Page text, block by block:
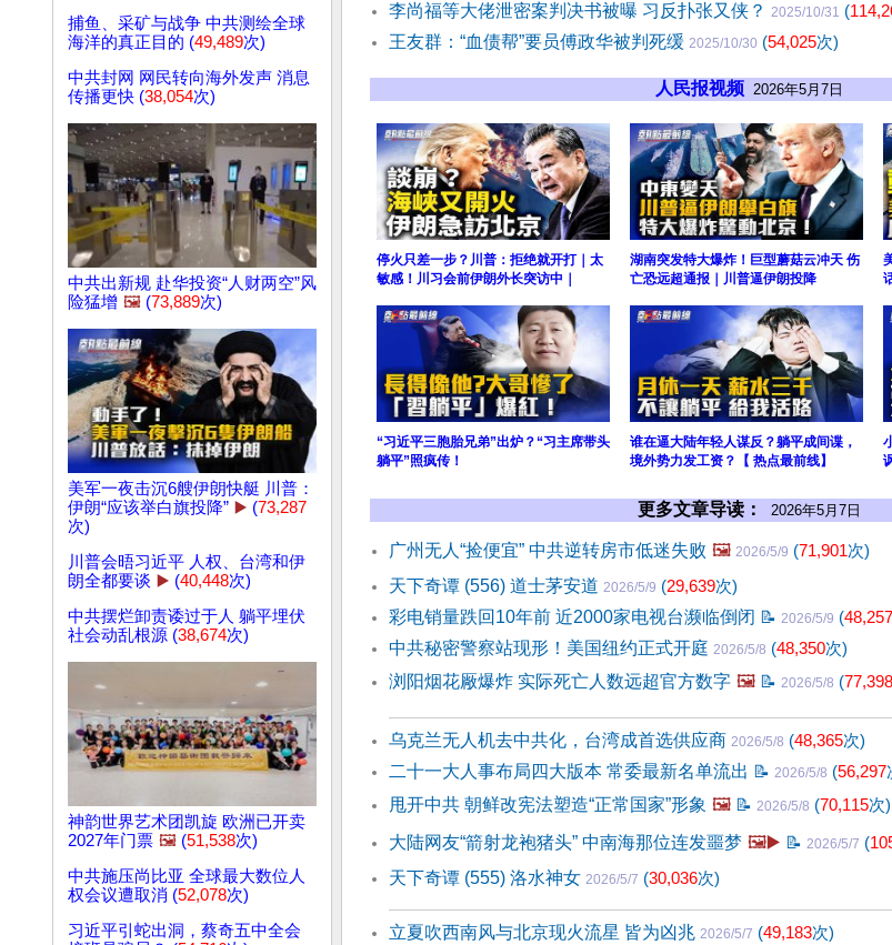
捕鱼、采矿与战争 中共测绘全球
海洋的真正目的 (49,489次)
中共封网 网民转向海外发声 消息
传播更快 (38,054次)
中共出新规 赴华投资“人财两空”风
险猛增 🖼️ (73,889次)
美军一夜击沉6艘伊朗快艇 川普：
伊朗“应该举白旗投降” ▶️ (73,287
次)
川普会晤习近平 人权、台湾和伊
朗全都要谈 ▶️ (40,448次)
中共摆烂卸责诿过于人 躺平埋伏
社会动乱根源 (38,674次)
神韵世界艺术团凯旋 欧洲已开卖
2027年门票 🖼️ (51,538次)
中共施压尚比亚 全球最大数位人
权会议遭取消 (52,078次)
习近平引蛇出洞，蔡奇五中全会
李尚福等大佬泄密案判决书被曝 习反扑张又侠？ 2025/10/31 (
王友群：“血债帮”要员傅政华被判死缓 2025/10/30 (54,025次)
人民报视频 2026年5月7日
停火只差一步？川普：拒绝就开打｜太
敏感！川习会前伊朗外长突访中｜
湖南突发特大爆炸！巨型蘑菇云冲天 伤
亡恐远超通报｜川普逼伊朗投降
“习近平三胞胎兄弟”出炉？“习主席带头
躺平”照疯传！
谁在逼大陆年轻人谋反？躺平成间谍，
境外势力发工资？【 热点最前线】
更多文章导读： 2026年5月7日
广州无人“捡便宜” 中共逆转房市低迷失败 🖼️ 2026/5/9 (71,901次)
天下奇谭 (556) 道士茅安道 2026/5/9 (29,639次)
彩电销量跌回10年前 近2000家电视台濒临倒闭 📝 2026/5/9 (48,257
中共秘密警察站现形！美国纽约正式开庭 2026/5/8 (48,350次)
浏阳烟花厰爆炸 实际死亡人数远超官方数字 🖼️ 📝 2026/5/8 (77,398
乌克兰无人机去中共化，台湾成首选供应商 2026/5/8 (48,365次)
二十一大人事布局四大版本 常委最新名单流出 📝 2026/5/8 (56,297
甩开中共 朝鲜改宪法塑造“正常国家”形象 🖼️ 📝 2026/5/8 (70,115次)
大陆网友“箭射龙袍猪头” 中南海那位连发噩梦 🖼️▶️ 📝 2026/5/7 (
天下奇谭 (555) 洛水神女 2026/5/7 (30,036次)
立夏吹西南风与北京现火流星 皆为凶兆 2026/5/7 (49,183次)